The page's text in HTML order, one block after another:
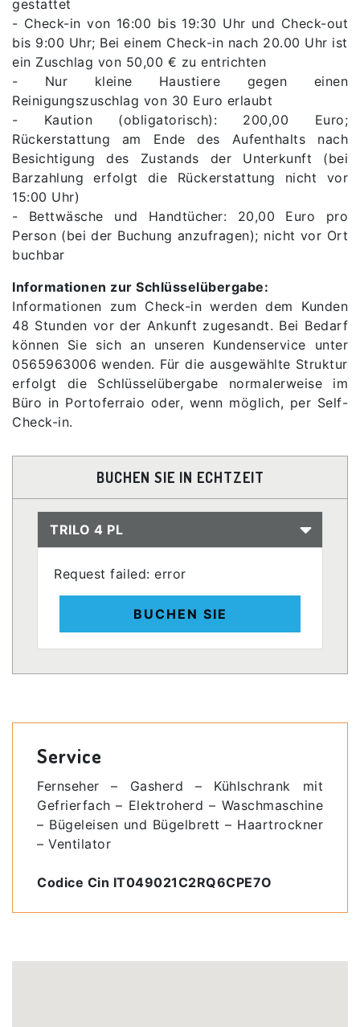
gestattet
- Check-in von 16:00 bis 19:30 Uhr und Check-out
bis 9:00 Uhr; Bei einem Check-in nach 20.00 Uhr ist
ein Zuschlag von 50,00 € zu entrichten
- Nur kleine Haustiere gegen einen
Reinigungszuschlag von 30 Euro erlaubt
- Kaution (obligatorisch): 200,00 Euro;
Rückerstattung am Ende des Aufenthalts nach
Besichtigung des Zustands der Unterkunft (bei
Barzahlung erfolgt die Rückerstattung nicht vor
15:00 Uhr)
- Bettwäsche und Handtücher: 20,00 Euro pro
Person (bei der Buchung anzufragen); nicht vor Ort
buchbar
Informationen zur Schlüsselübergabe:
Informationen zum Check-in werden dem Kunden
48 Stunden vor der Ankunft zugesandt. Bei Bedarf
können Sie sich an unseren Kundenservice unter
0565963006 wenden. Für die ausgewählte Struktur
erfolgt die Schlüsselübergabe normalerweise im
Büro in Portoferraio oder, wenn möglich, per Self-
Check-in.
BUCHEN SIE IN ECHTZEIT
TRILO 4 PL
Request failed: error
BUCHEN SIE
Service
Fernseher – Gasherd – Kühlschrank mit
Gefrierfach – Elektroherd – Waschmaschine
– Bügeleisen und Bügelbrett – Haartrockner
– Ventilator
Codice Cin IT049021C2RQ6CPE7O